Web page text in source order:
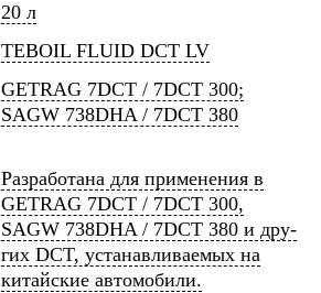
20 л
TEBOIL FLUID DCT LV
GETRAG 7DCT / 7DCT 300;
SAGW 738DHA / 7DCT 380
Разработана для применения в
GETRAG 7DCT / 7DCT 300,
SAGW 738DHA / 7DCT 380 и дру-
гих DCT, устанавливаемых на
китайские автомобили.